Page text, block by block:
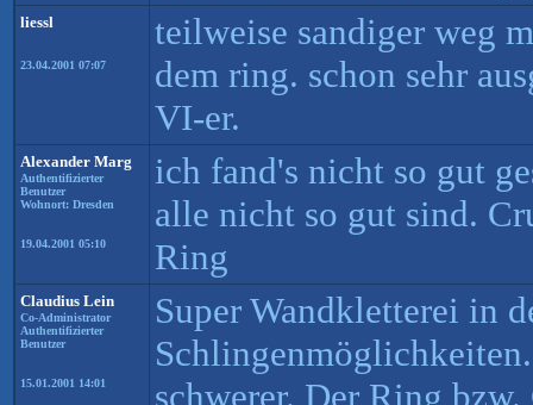
liessl
23.04.2001 07:07
teilweise sandiger weg
dem ring. schon sehr
VI-er.
Alexander Marg
Authentifizierter
Benutzer
Wohnort: Dresden
19.04.2001 05:10
ich fand's nicht so gut
alle nicht so gut sind.
Ring
Claudius Lein
Co-Administrator
Authentifizierter
Benutzer
15.01.2001 14:01
Super Wandkletterei in
schwerer. Der Ring